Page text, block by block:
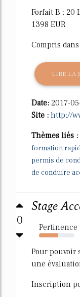
Forfait B : 20
1398 EUR
Compris
LIRE LA
Date: 2017-
Site : http://
Thèmes liés :
formation
permis de
de conduire
0
Stage
Pertinence
54%
Pour pouvoir
une
Inscription